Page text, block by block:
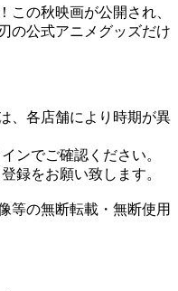
この秋映画が公開され、
の公式アニメグッズだけ
、各店舗により時期が異
ンでご確認ください。
録をお願い致します。
等の無断転載・無断使用